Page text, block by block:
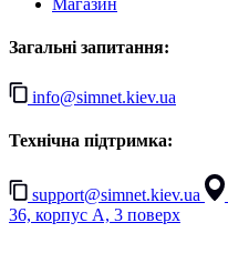
Магазин
Загальні запитання:
info@simnet.kiev.ua
Технічна підтримка:
support@simnet.kiev.ua
36, корпус А, 3 поверх